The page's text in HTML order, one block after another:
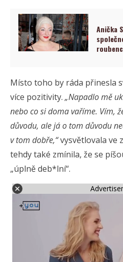
Anička
Místo toho by ráda přinesla
více pozitivity. „Napadlo mě
nebo co si doma vaříme. Vím,
důvodu, ale já o tom důvodu
v tom dobře,“vysvětlovala ve
tehdy také zmínila, že se
„úplně deb*lní“.